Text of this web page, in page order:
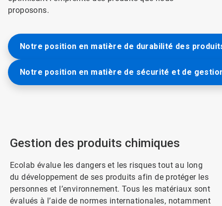
proposons.
Notre position en matière de durabilité des
Notre position en matière de sécurité et de
Gestion des produits chimiques
Ecolab évalue les dangers et les risques tout au long
du développement de ses produits afin de protéger les
personnes et l’environnement. Tous les matériaux sont
évalués à l’aide de normes internationales, notamment